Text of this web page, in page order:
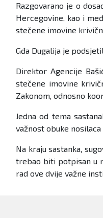
Razgovarano je o
Hercegovine, kao i
stečene imovine
Gđa Dugalija je
Direktor Agencije
stečene imovine
Zakonom, odnosno
Jedna od tema
važnost obuke
Na kraju sastanka,
trebao biti potpisan u
rad ove dvije važne